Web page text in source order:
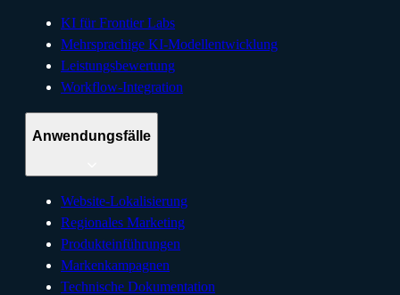
KI für Frontier Labs
Mehrsprachige KI-Modellentwicklung
Leistungsbewertung
Workflow-Integration
Anwendungsfälle
Website-Lokalisierung
Regionales Marketing
Produkteinführungen
Markenkampagnen
Technische Dokumentation